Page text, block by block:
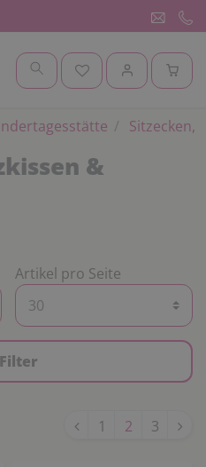
Sitzecken,
&
vielseitig eingesetzt werden.
Sitzsäcke und Polster in
für den Kindergarten.
Artikel pro Seite
Filter
1 2 3